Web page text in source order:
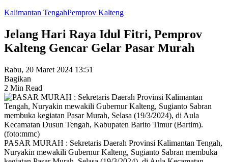
Kalimantan TengahPemprov Kalteng
Jelang Hari Raya Idul Fitri, Pemprov
Kalteng Gencar Gelar Pasar Murah
Rabu, 20 Maret 2024 13:51
Bagikan
2 Min Read
PASAR MURAH : Sekretaris Daerah Provinsi Kalimantan Tengah,
Nuryakin mewakili Gubernur Kalteng, Sugianto Sabran membuka